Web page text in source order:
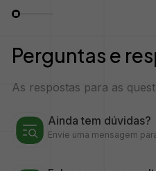
Perguntas e
As respostas para as
Ainda tem dúvidas?
Envie uma mensagem